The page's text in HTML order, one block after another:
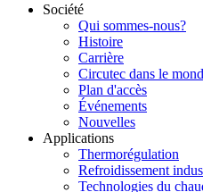
Société
Qui sommes-nous?
Histoire
Carrière
Circutec dans le
Plan d'accès
Événements
Nouvelles
Applications
Thermorégulation
Refroidissement
Technologies du